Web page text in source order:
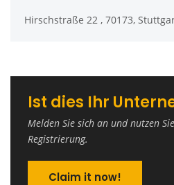
Hirschstraße 22 , 70173,
Ist dies Ihr
Melden Sie sich an und nutzen
Registrierung.
Claim it now!